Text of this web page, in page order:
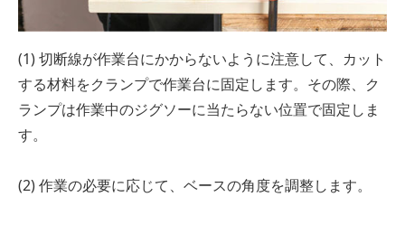
(1) 切断線が作業台にかからないように注意して、カット
する材料をクランプで作業台に固定します。その際、ク
ランプは作業中のジグソーに当たらない位置で固定しま
す。
(2) 作業の必要に応じて、ベースの角度を調整します。